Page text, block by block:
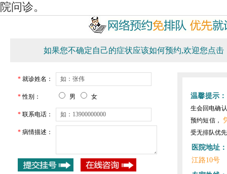
院问诊。
如果您不确定自己的症状应该如何预约,欢迎您点击
* 就诊姓名：
*性别： 男 女
* 联系电话：
* 病情描述：
温馨提示：
生会回电确
预约短信，
受无排队优
医院地址：
江路10号